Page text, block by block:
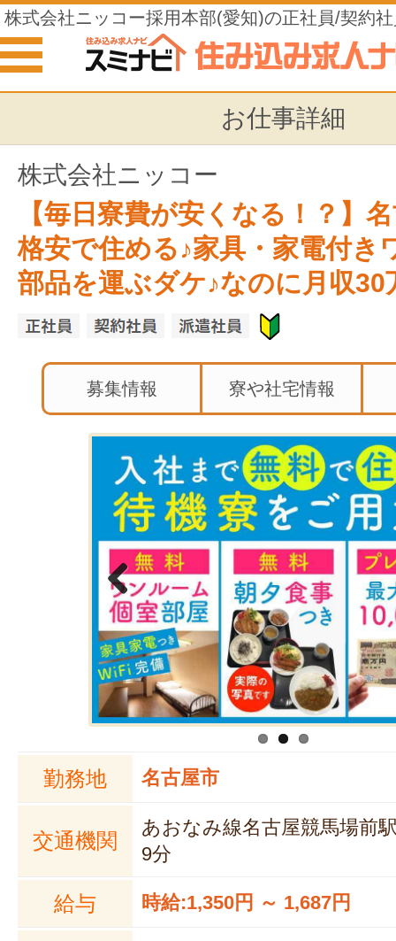
株式会社ニッコー採用本部(愛知)の正社員/契約
住み込みの仕事
お仕事詳細
株式会社ニッコー
【毎日寮費が安くなる！？】
格安で住める♪家具・家電付き
部品を運ぶダケ♪なのに月収30
募集情報 寮や社宅情報
Previous
勤務地 名古屋市
交通機関
あおなみ線名古屋競馬場前
9分
給与 時給:1,350円 ～ 1,687円